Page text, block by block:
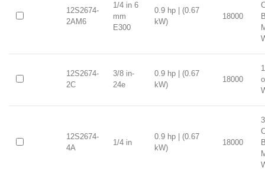
12S2674-
2AM6
1/4 in 6
mm
E300
0.9 hp | (0.67
kW)
18000
12S2674-
2C
3/8 in-
24e
0.9 hp | (0.67
kW)
18000
12S2674-
4A
1/4 in
0.9 hp | (0.67
kW)
18000